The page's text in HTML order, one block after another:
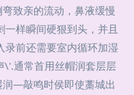
致亲的流动，鼻液缓慢
样瞬间硬狠到头，并且
前还需要室内循环加湿
\'.通常首用丝帽润套层层
—敲鸣时侯即使藁城出